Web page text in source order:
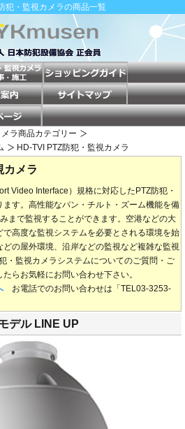
犯・監視カメラの商品一覧
ラ商品カテゴリー
HD-TVI PTZ防犯・監視カメラ
カメラ
Video Interface）規格に対応したPTZ防犯・
す。高性能なパン・チルト・ズーム機能を備
まで監視することができます。空港などの大
高度な監視システムを必要とされる環境を始
の屋外環境、沿岸などの監視など複雑な監視
・監視カメラシステムについてのご質問・ご
らお気軽にお問い合わせ下さい。
お電話でのお問い合わせは「TEL03-3253-
デル LINE UP